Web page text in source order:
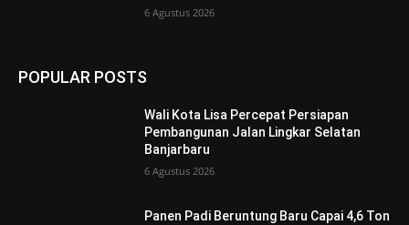
6 Agustus 2026
POPULAR POSTS
Wali Kota Lisa Percepat Persiapan
Pembangunan Jalan Lingkar Selatan
Banjarbaru
6 Agustus 2026
Panen Padi Beruntung Baru Capai 4,6 Ton